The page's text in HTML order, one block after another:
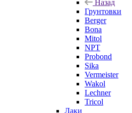
Назад
Грунтовки
Berger
Bona
Mitol
NPT
Probond
Sika
Vermeister
Wakol
Lechner
Tricol
Лаки